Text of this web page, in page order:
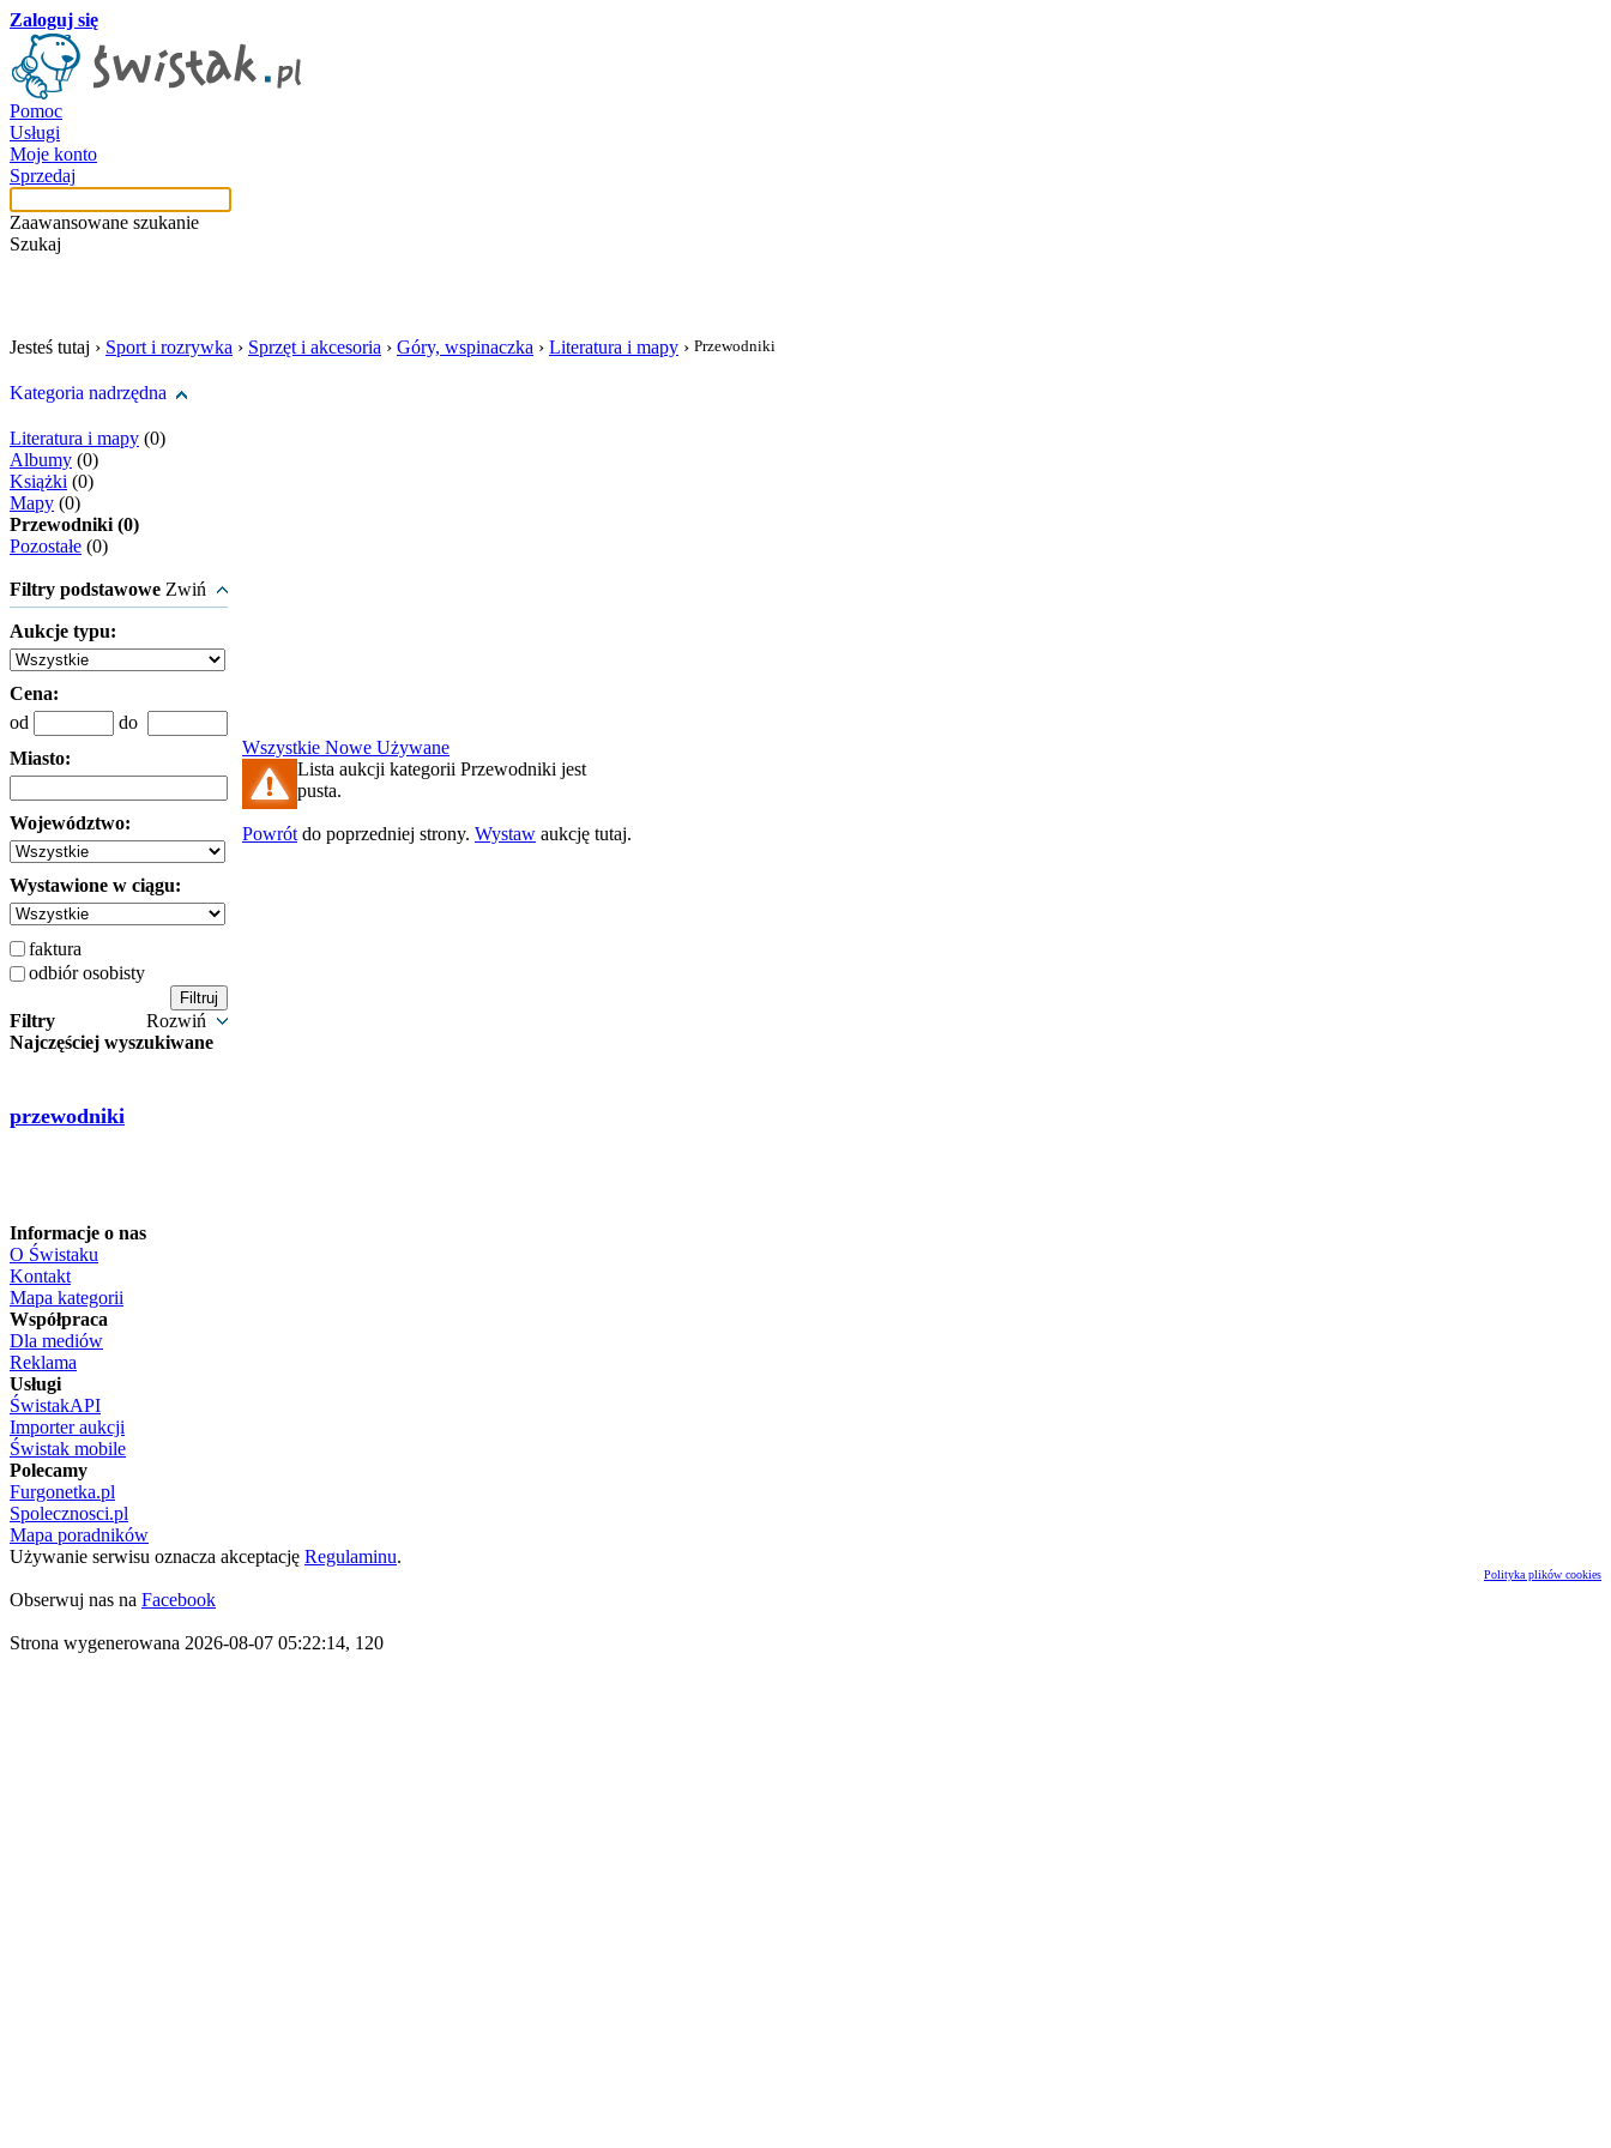
Zaloguj się
Pomoc
Usługi
Moje konto
Sprzedaj
Zaawansowane szukanie
Szukaj
Jesteś tutaj › Sport i rozrywka › Sprzęt i akcesoria › Góry, wspinaczka › Literatura i mapy › Przewodniki
Kategoria nadrzędna
Literatura i mapy (0)
Albumy (0)
Książki (0)
Mapy (0)
Przewodniki (0)
Pozostałe (0)
Filtry podstawowe Zwiń
Aukcje typu:
Cena:
od
do
Miasto:
Województwo:
Wystawione w ciągu:
faktura
odbiór osobisty
Filtry
Rozwiń
Najczęściej wyszukiwane
przewodniki
Wszystkie Nowe Używane
Lista aukcji kategorii Przewodniki jest
pusta.
Powrót do poprzedniej strony. Wystaw aukcję tutaj.
Informacje o nas
O Świstaku
Kontakt
Mapa kategorii
Współpraca
Dla mediów
Reklama
Usługi
ŚwistakAPI
Importer aukcji
Świstak mobile
Polecamy
Furgonetka.pl
Spolecznosci.pl
Mapa poradników
Używanie serwisu oznacza akceptację Regulaminu.
Polityka plików cookies
Obserwuj nas na Facebook
Strona wygenerowana 2026-08-07 05:22:14, 120